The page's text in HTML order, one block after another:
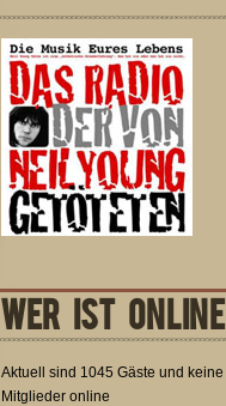
WER IST ONLINE
Aktuell sind 1045 Gäste und keine
Mitglieder online